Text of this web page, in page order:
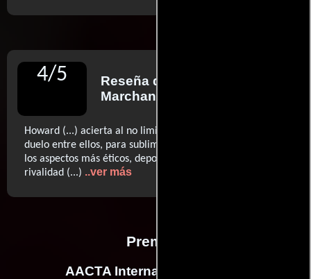
4/5 Reseña de
Marchante
Howard (...) acierta al no limitarse al aire western en el
duelo entre ellos, para sublimarlo con una fina capa de
los aspectos más éticos, deportivos y aconsejables de la
rivalidad (...) ..ver más
Premios
AACTA International Awards